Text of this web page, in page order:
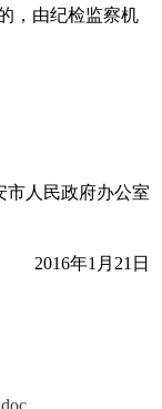
，由纪检监察机
市人民政府办公室
2016年1月21日